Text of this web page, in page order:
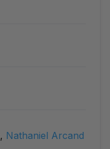
, Nathaniel Arcand